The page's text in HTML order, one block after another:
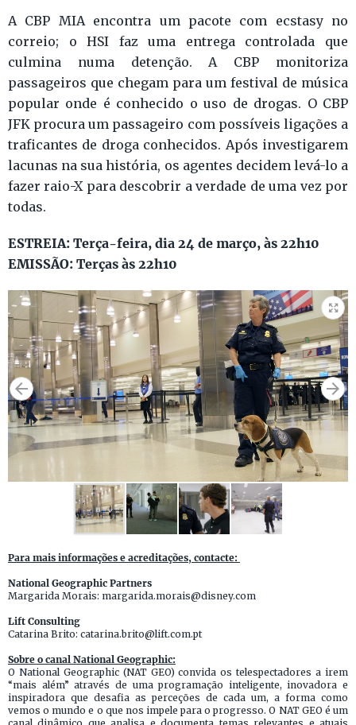
A CBP MIA encontra um pacote com ecstasy no
correio; o HSI faz uma entrega controlada que
culmina numa detenção. A CBP monitoriza
passageiros que chegam para um festival de música
popular onde é conhecido o uso de drogas. O CBP
JFK procura um passageiro com possíveis ligações a
traficantes de droga conhecidos. Após investigarem
lacunas na sua história, os agentes decidem levá-lo a
fazer raio-X para descobrir a verdade de uma vez por
todas.
ESTREIA: Terça-feira, dia 24 de março, às 22h10
EMISSÃO: Terças às 22h10
Para mais informações e acreditações, contacte:
National Geographic Partners
Margarida Morais: margarida.morais@disney.com
Lift Consulting
Catarina Brito: catarina.brito@lift.com.pt
Sobre o canal National Geographic:
O National Geographic (NAT GEO) convida os telespectadores a irem
“mais além” através de uma programação inteligente, inovadora e
inspiradora que desafia as perceções de cada um, a forma como
vemos o mundo e o que nos impele para o progresso. O NAT GEO é um